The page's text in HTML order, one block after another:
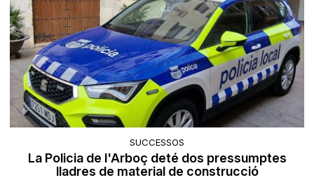
SUCCESSOS
La Policia de l'Arboç deté dos pressumptes
lladres de material de construcció